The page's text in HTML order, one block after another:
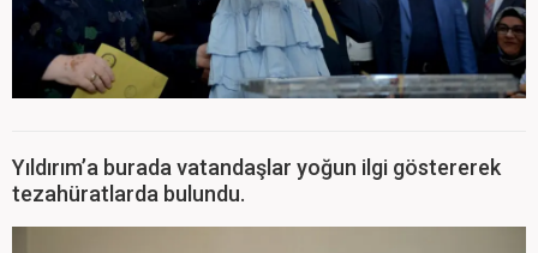
Yıldırım’a burada vatandaşlar yoğun ilgi göstererek
tezahüratlarda bulundu.